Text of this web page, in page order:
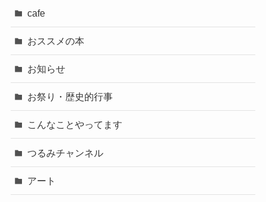
cafe
おススメの本
お知らせ
お祭り・歴史的行事
こんなことやってます
つるみチャンネル
アート